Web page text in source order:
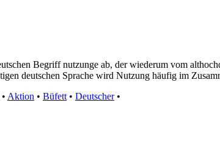
Begriff nutzunge ab, der wiederum vom
deutschen Sprache wird Nutzung häufig im
• Aktion • Büfett • Deutscher•